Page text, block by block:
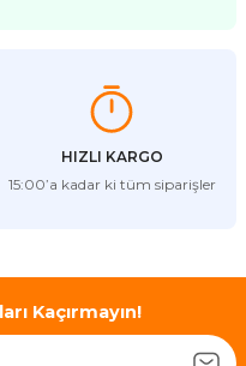
HIZLI KARGO
15:00’a kadar ki tüm siparişler
Kaçırmayın!